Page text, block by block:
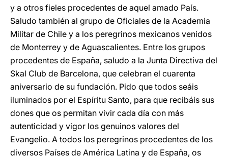
y a otros fieles procedentes de aquel amado País.
Saludo también al grupo de Oficiales de la Academia
Militar de Chile y a los peregrinos mexicanos venidos
de Monterrey y de Aguascalientes. Entre los grupos
procedentes de España, saludo a la Junta Directiva del
Skal Club de Barcelona, que celebran el cuarenta
aniversario de su fundación. Pido que todos seáis
iluminados por el Espíritu Santo, para que recibáis sus
dones que os permitan vivir cada día con más
autenticidad y vigor los genuinos valores del
Evangelio. A todos los peregrinos procedentes de los
diversos Países de América Latina y de España, os